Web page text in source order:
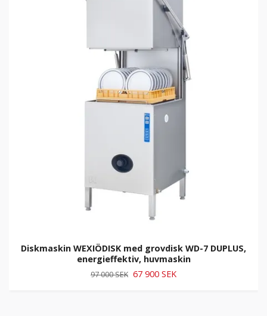
Diskmaskin WEXIÖDISK med grovdisk WD-7 DUPLUS,
energieffektiv, huvmaskin
97 000 SEK 67 900 SEK